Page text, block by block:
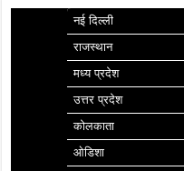
नई दिल्ली
राजस्थान
मध्य प्रदेश
उत्तर प्रदेश
कोलकाता
ओडिशा